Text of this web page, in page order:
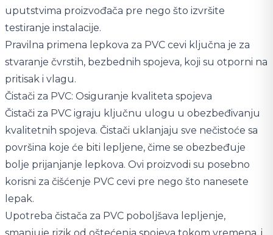
uputstvima proizvođača pre nego što izvršite
testiranje instalacije.
Pravilna primena lepkova za PVC cevi ključna je za
stvaranje čvrstih, bezbednih spojeva, koji su otporni na
pritisak i vlagu.
Čistači za PVC: Osiguranje kvaliteta spojeva
Čistači za PVC igraju ključnu ulogu u obezbeđivanju
kvalitetnih spojeva. Čistači uklanjaju sve nečistoće sa
površina koje će biti lepljene, čime se obezbeđuje
bolje prijanjanje lepkova. Ovi proizvodi su posebno
korisni za čišćenje PVC cevi pre nego što nanesete
lepak.
Upotreba čistača za PVC poboljšava lepljenje,
smanjuje rizik od oštećenja spojeva tokom vremena, i